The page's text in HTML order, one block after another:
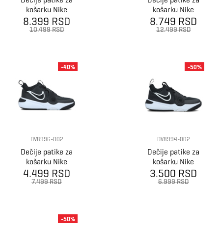
košarku Nike
Jordan luka 77
(gs)
8.399 RSD
10.499 RSD
košarku Nike
Lebron witness
ix (gs)
8.749 RSD
12.499 RSD
DV8996-002
Dečije patike za
košarku Nike
Team Hustle D
11 (Gs)
4.499 RSD
7.499 RSD
-40%
DV8994-002
Dečije patike za
košarku Nike
Team Hustle D
11 (Ps)
3.500 RSD
6.999 RSD
-50%
-50%